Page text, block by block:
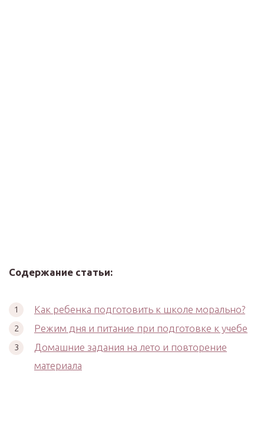
Содержание статьи:
Как ребенка подготовить к школе морально?
Режим дня и питание при подготовке к учебе
Домашние задания на лето и повторение
материала